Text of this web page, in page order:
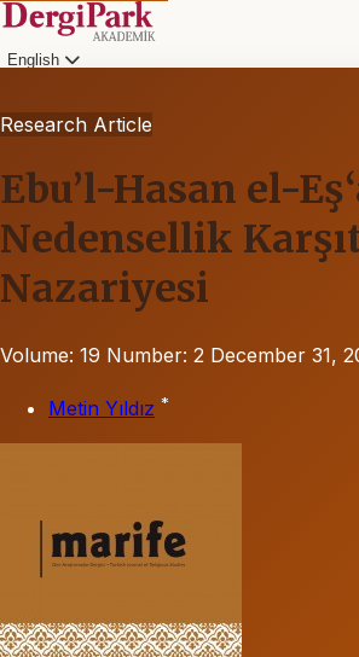
English
Research Article
Ebu’l-Hasan el-
Nedensellik
Nazariyesi
Volume: 19 Number: 2 December 31,
Metin Yıldız *